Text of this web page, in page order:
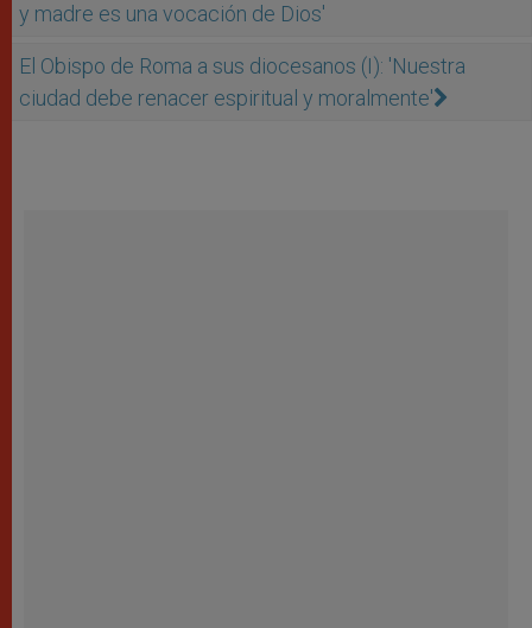
y madre es una vocación de Dios'
El Obispo de Roma a sus diocesanos (I): 'Nuestra
ciudad debe renacer espiritual y moralmente'